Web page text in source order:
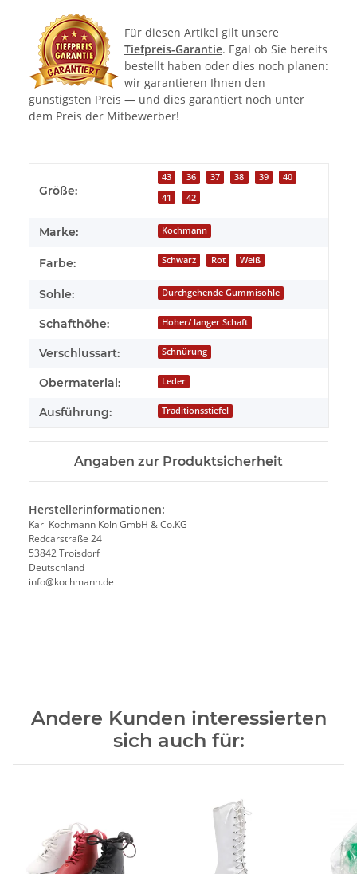
Für diesen Artikel gilt unsere
Tiefpreis-Garantie. Egal ob Sie bereits
bestellt haben oder dies noch planen:
wir garantieren Ihnen den
günstigsten Preis — und dies garantiert noch unter
dem Preis der Mitbewerber!
Größe:
43 36 37 38 39
40
41
42
Marke: Kochmann
Farbe: Schwarz Rot Weiß
Sohle: Durchgehende Gummisohle
Schafthöhe: Hoher/ langer Schaft
Verschlussart: Schnürung
Obermaterial: Leder
Ausführung: Traditionsstiefel
Angaben zur Produktsicherheit
Herstellerinformationen:
Karl Kochmann Köln GmbH & Co.KG
Redcarstraße 24
53842 Troisdorf
Deutschland
info@kochmann.de
Andere Kunden interessierten
sich auch für: